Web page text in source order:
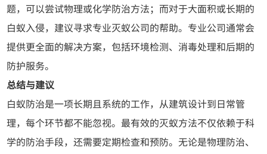
题，可以尝试物理或化学防治方法；而对于大面积或长期的
白蚁入侵，建议寻求专业灭蚁公司的帮助。专业公司通常会
提供更全面的解决方案，包括环境检测、消毒处理和后期的
防护服务。
总结与建议
白蚁防治是一项长期且系统的工作，从建筑设计到日常管
理，每个环节都不能忽视。最有效的灭蚁方法不仅依赖于科
学的防治手段，还需要定期检查和预防。无论是物理防治、